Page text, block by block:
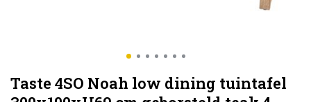
Taste 4SO Noah low dining tuintafel